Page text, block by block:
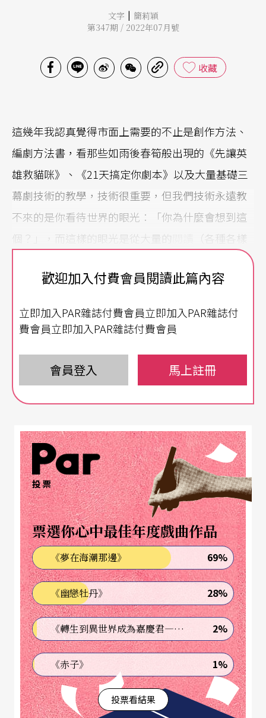
文字 | 簡莉穎
第347期 / 2022年07月號
收藏
這幾年我認真覺得市面上需要的不止是創作方法、
編劇方法書，看那些如雨後春筍般出現的《先讓英
雄救貓咪》、《21天搞定你劇本》以及大量基礎三
幕劇技術的教學，技術很重要，但我們技術永遠教
不來的是你看待世界的眼光：「你為什麼會想到這
個？」，而這樣的眼光是從大量的
（各種各樣
的閱讀）、互動，所有你經驗之事物所練就而成。
比起技術方法，或許更需要的不是急著創作，而是
具有天份的人通常也都異常用功
平田織佐在《演劇入門》中，分享自己的取材方
式，他寫一部劇，會閱讀30到50本相關書籍，另外
影？這部分與一直放在心中的創作目的有很微妙的
感應，通常看到就知道了，當然也不排除看到其實
沒有任何幫助的書，或這本書的目的是指引你看下
一本有用的書——如有需要，平田織佐也會去採
訪，如此從一本書或一部電影中萃取出的事件也只
有一兩個，如此費心才能構成60段劇情及相對應的
事件。平田織佐自述他如果看到太淺薄的劇作，往
往都是作者只從一本書創作出一部劇，但比起小
說、電影，劇作需要更多樣性的結構。
大江健三郎在《讀書人：讀書講義》的後記寫道：
「從大學剛畢業那段時期開始，我便每三年選擇一
位詩人、小說家或思想家，每天下午就持續閱讀其
作品和有關他（她）的研究論著。這已經是將近50
歡迎加入付費會員閱讀此篇內容
立即加入PAR雜誌付費會員立即加入PAR雜誌付
費會員立即加入PAR雜誌付費會員
會員登入 馬上註冊
投票
票選你心中最佳年度戲曲作品
《夢在海潮那邊》 69%
《幽戀牡丹》 28%
《轉生到異世界成為嘉慶君—發現我的祖先是詐騙集團!?》 2%
《赤子》 1%
投票看結果